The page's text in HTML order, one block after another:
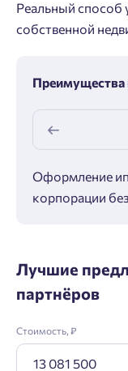
Реальный способ
собственной
Преимущества
Оформление
корпорации
Лучшие
партнёров
Стоимость, ₽